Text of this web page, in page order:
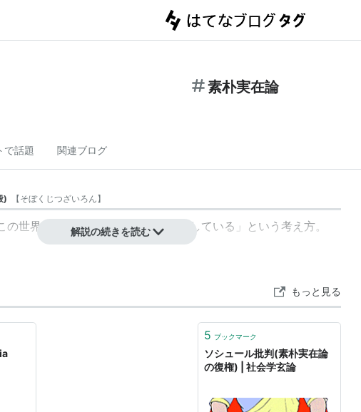
素朴実在論
で話題 関連ブログ
) 【そぼくじつざいろん】
の世界は、自分が見えたままに存在している」という考え方。
解説の続きを読む
もっと見る
5 ブックマーク
ソシュール批判(素朴実在論
の復権) | 社会学玄論